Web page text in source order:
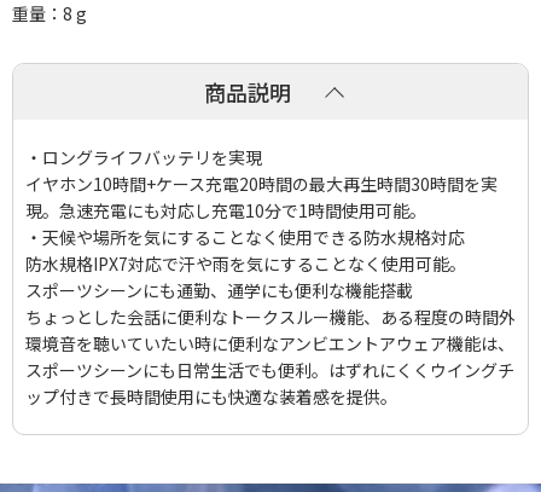
重量：8 g
商品説明
・ロングライフバッテリを実現
イヤホン10時間+ケース充電20時間の最大再生時間30時間を実
現。急速充電にも対応し充電10分で1時間使用可能。
・天候や場所を気にすることなく使用できる防水規格対応
防水規格IPX7対応で汗や雨を気にすることなく使用可能。
スポーツシーンにも通勤、通学にも便利な機能搭載
ちょっとした会話に便利なトークスルー機能、ある程度の時間外
環境音を聴いていたい時に便利なアンビエントアウェア機能は、
スポーツシーンにも日常生活でも便利。はずれにくくウイングチ
ップ付きで長時間使用にも快適な装着感を提供。